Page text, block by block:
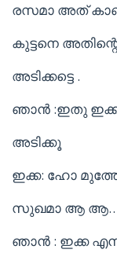
രസമാ അത്
കുട്ടനെ അതിന്റെ
അടിക്കട്ടെ .
ഞാൻ :ഇതു
അടിക്കൂ
ഇക്ക: ഹോ
സുഖമാ ആ
ഞാൻ : ഇക്ക